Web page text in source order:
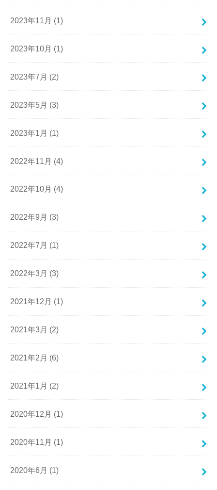
2023年11月 (1)
2023年10月 (1)
2023年7月 (2)
2023年5月 (3)
2023年1月 (1)
2022年11月 (4)
2022年10月 (4)
2022年9月 (3)
2022年7月 (1)
2022年3月 (3)
2021年12月 (1)
2021年3月 (2)
2021年2月 (6)
2021年1月 (2)
2020年12月 (1)
2020年11月 (1)
2020年6月 (1)